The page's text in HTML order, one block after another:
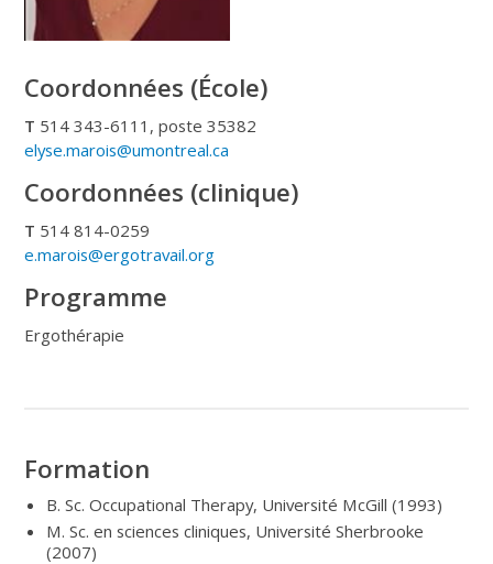
Coordonnées (École)
T 514 343-6111, poste 35382
elyse.marois@umontreal.ca
Coordonnées (clinique)
T 514 814-0259
e.marois@ergotravail.org
Programme
Ergothérapie
Formation
B. Sc. Occupational Therapy, Université McGill (1993)
M. Sc. en sciences cliniques, Université Sherbrooke
(2007)